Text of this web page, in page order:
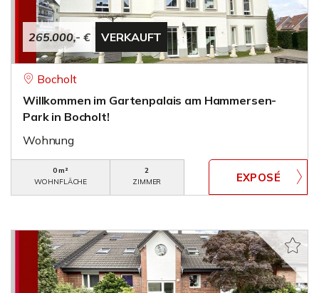
265.000,- € VERKAUFT
Bocholt
Willkommen im Gartenpalais am Hammersen-
Park in Bocholt!
Wohnung
0 m²
WOHNFLÄCHE
2
ZIMMER